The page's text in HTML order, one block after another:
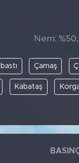
Nem:
Çamaş
Kabataş